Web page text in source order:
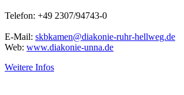
Telefon: +49 2307/94743-0
E-Mail: skbkamen@diakonie-ruhr-hellweg.de
Web: www.diakonie-unna.de
Weitere Infos